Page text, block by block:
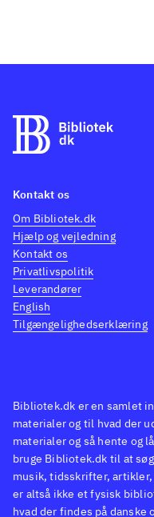
Bibliotek.dk er en samlet
materialer og til hvad der
materialer og så hente og
bruge Bibliotek.dk til at
musik, tidsskrifter,
er altså ikke et fysisk
hvad der findes på
Kontakt os
Om Bibliotek.dk
Hjælp og vejledning
Kontakt os
Privatlivspolitik
Leverandører
English
Tilgængelighedserklæring